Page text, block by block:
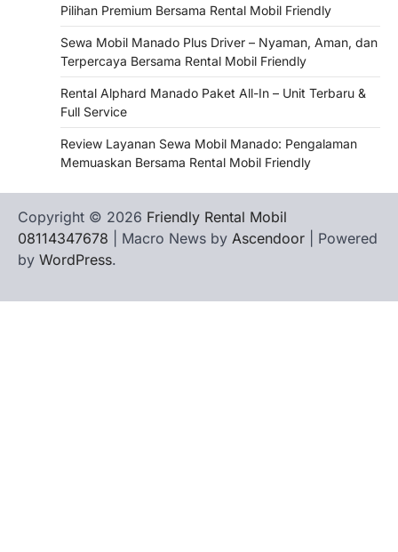
Pilihan Premium Bersama Rental Mobil Friendly
Sewa Mobil Manado Plus Driver – Nyaman, Aman, dan
Terpercaya Bersama Rental Mobil Friendly
Rental Alphard Manado Paket All-In – Unit Terbaru &
Full Service
Review Layanan Sewa Mobil Manado: Pengalaman
Memuaskan Bersama Rental Mobil Friendly
Copyright © 2026 Friendly Rental Mobil
08114347678 | Macro News by Ascendoor | Powered
by WordPress.
KamiPolicy
of Kami